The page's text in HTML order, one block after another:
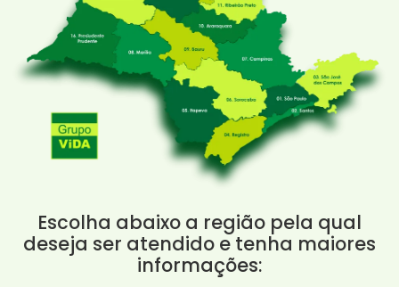
Escolha abaixo a região pela qual
deseja ser atendido e tenha maiores
informações: